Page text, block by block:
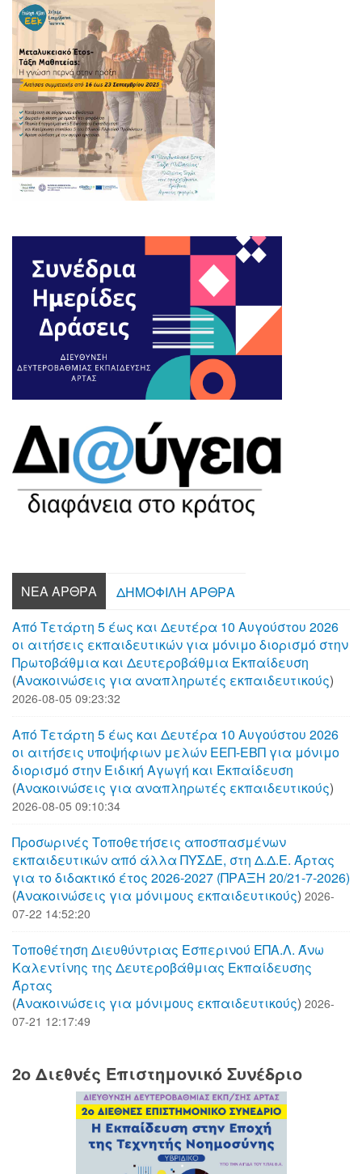
ΝΈΑ ΆΡΘΡΑ
ΔΗΜΟΦΙΛΉ ΆΡΘΡΑ
Από Τετάρτη 5 έως και Δευτέρα 10 Αυγούστου 2026
οι αιτήσεις εκπαιδευτικών για μόνιμο διορισμό στην
Πρωτοβάθμια και Δευτεροβάθμια Εκπαίδευση
(Aνακοινώσεις για αναπληρωτές εκπαιδευτικούς)
2026-08-05 09:23:32
Από Τετάρτη 5 έως και Δευτέρα 10 Αυγούστου 2026
οι αιτήσεις υποψήφιων μελών ΕΕΠ-ΕΒΠ για μόνιμο
διορισμό στην Ειδική Αγωγή και Εκπαίδευση
(Aνακοινώσεις για αναπληρωτές εκπαιδευτικούς)
2026-08-05 09:10:34
Προσωρινές Τοποθετήσεις αποσπασμένων
εκπαιδευτικών από άλλα ΠΥΣΔΕ, στη Δ.Δ.Ε. Άρτας
για το διδακτικό έτος 2026-2027 (ΠΡΑΞΗ 20/21-7-2026)
(Aνακοινώσεις για μόνιμους εκπαιδευτικούς) 2026-
07-22 14:52:20
Τοποθέτηση Διευθύντριας Εσπερινού ΕΠΑ.Λ. Άνω
Καλεντίνης της Δευτεροβάθμιας Εκπαίδευσης
Άρτας
(Aνακοινώσεις για μόνιμους εκπαιδευτικούς) 2026-
07-21 12:17:49
2o Διεθνές Επιστημονικό Συνέδριο